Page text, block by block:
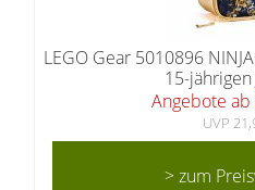
LEGO Gear 5010896
15-
Angebote ab
UVP
> zum